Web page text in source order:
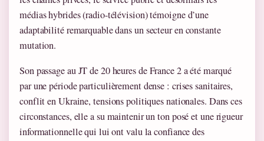
médias hybrides (radio-télévision) témoigne d’une
adaptabilité remarquable dans un secteur en constante
mutation.
Son passage au JT de 20 heures de France 2 a été marqué
par une période particulièrement dense : crises sanitaires,
conflit en Ukraine, tensions politiques nationales. Dans ces
circonstances, elle a su maintenir un ton posé et une rigueur
informationnelle qui lui ont valu la confiance des